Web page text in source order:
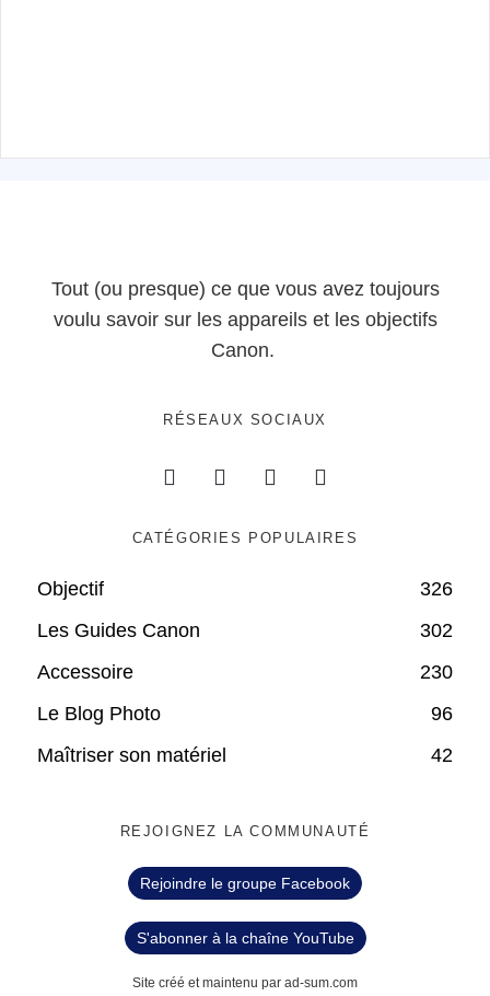
Tout (ou presque) ce que vous avez toujours
voulu savoir sur les appareils et les objectifs
Canon.
RÉSEAUX SOCIAUX
CATÉGORIES POPULAIRES
Objectif
326
Les Guides Canon
302
Accessoire
230
Le Blog Photo
96
Maîtriser son matériel
42
REJOIGNEZ LA COMMUNAUTÉ
Rejoindre le groupe Facebook
S'abonner à la chaîne YouTube
Site créé et maintenu par ad-sum.com